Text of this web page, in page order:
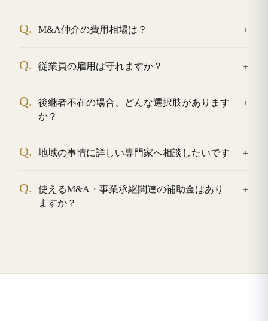
Q. M&A仲介の費用相場は？
Q. 従業員の雇用は守れますか？
Q.
後継者不在の場合、どんな選択肢があります
か？
Q. 地域の事情に詳しい専門家へ相談したいです
Q.
使えるM&A・事業承継関連の補助金はあり
ますか？